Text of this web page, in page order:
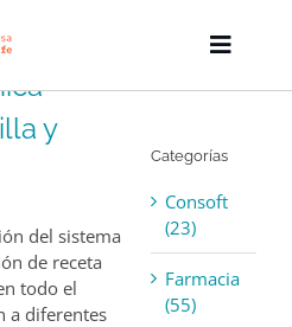
Toggle
y
del sistema
de receta
todo el
a diferentes
Categorías
Consoft
(23)
Farmacia
(55)